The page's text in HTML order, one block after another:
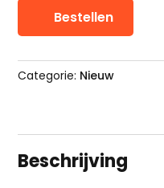
Bestellen
Categorie: Nieuw
Beschrijving